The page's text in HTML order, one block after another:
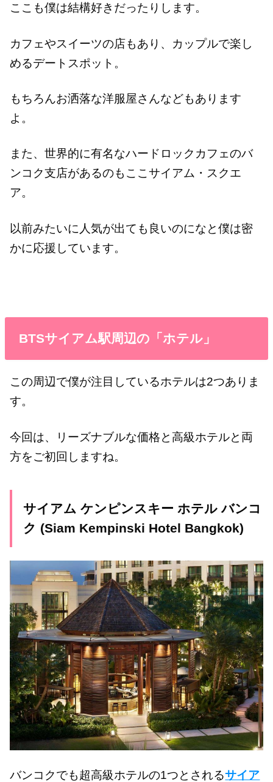
ここも僕は結構好きだったりします。
カフェやスイーツの店もあり、カップルで楽し
めるデートスポット。
もちろんお洒落な洋服屋さんなどもあります
よ。
また、世界的に有名なハードロックカフェのバ
ンコク支店があるのもここサイアム・スクエ
ア。
以前みたいに人気が出ても良いのになと僕は密
かに応援しています。
BTSサイアム駅周辺の「ホテル」
この周辺で僕が注目しているホテルは2つありま
す。
今回は、リーズナブルな価格と高級ホテルと両
方をご初回しますね。
サイアム ケンピンスキー ホテル バンコ
ク (Siam Kempinski Hotel Bangkok)
バンコクでも超高級ホテルの1つとされるサイア